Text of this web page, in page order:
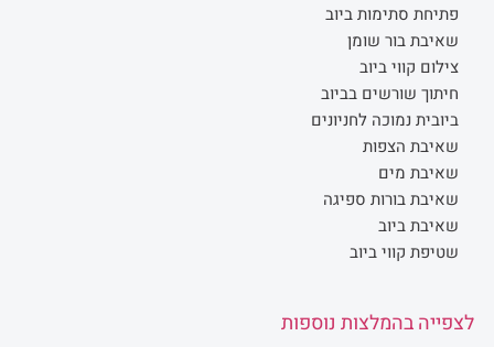
פתיחת סתימות ביוב
שאיבת בור שומן
צילום קווי ביוב
חיתוך שורשים בביוב
ביובית נמוכה לחניונים
שאיבת הצפות
שאיבת מים
שאיבת בורות ספיגה
שאיבת ביוב
שטיפת קווי ביוב
לצפייה בהמלצות נוספות